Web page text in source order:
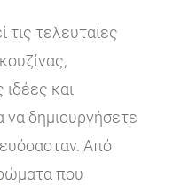
τελευταίες
και
να δημιουργήσετε
Από
που